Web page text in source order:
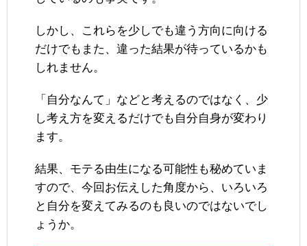
しかし、これらを少しでも違う方向に向ける
だけでもまた、違った結果が待っているかも
しれません。
「自分なんて」などと考えるのではなく、少
し考え方を変えるだけでも自分自身が変わり
ます。
結果、モテる由生になる可能性も秘めていま
すので、今回お伝えした角度から、いろいろ
と自分を変えてみるのも良いのではないでし
ょうか。